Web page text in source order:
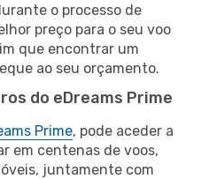
o processo de
preço para o seu voo
que encontrar um
ao seu orçamento.
do eDreams Prime
Prime, pode aceder a
em centenas de voos,
juntamente com